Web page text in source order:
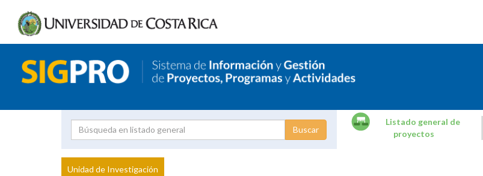
Proyecto
Investigador
Listado general de
proyectos
Unidad de Investigación